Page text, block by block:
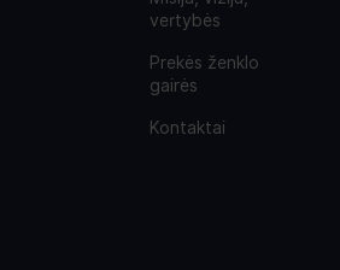
vertybės
Prekės ženklo
gairės
Kontaktai